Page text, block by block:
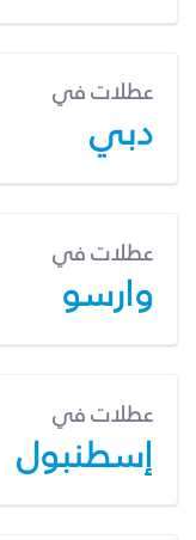
عطلات في
دبي
عطلات في
وارسو
عطلات في
إسطنبول